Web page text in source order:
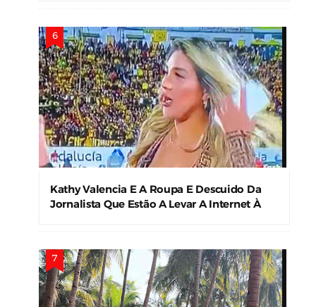
Kathy Valencia E A Roupa E Descuido Da
Jornalista Que Estão A Levar A Internet À